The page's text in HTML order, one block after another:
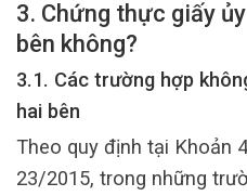
3. Chứng thực giấy
bên không?
3.1. Các trường hợp
hai bên
Theo quy định tại Khoản
23/2015, trong những